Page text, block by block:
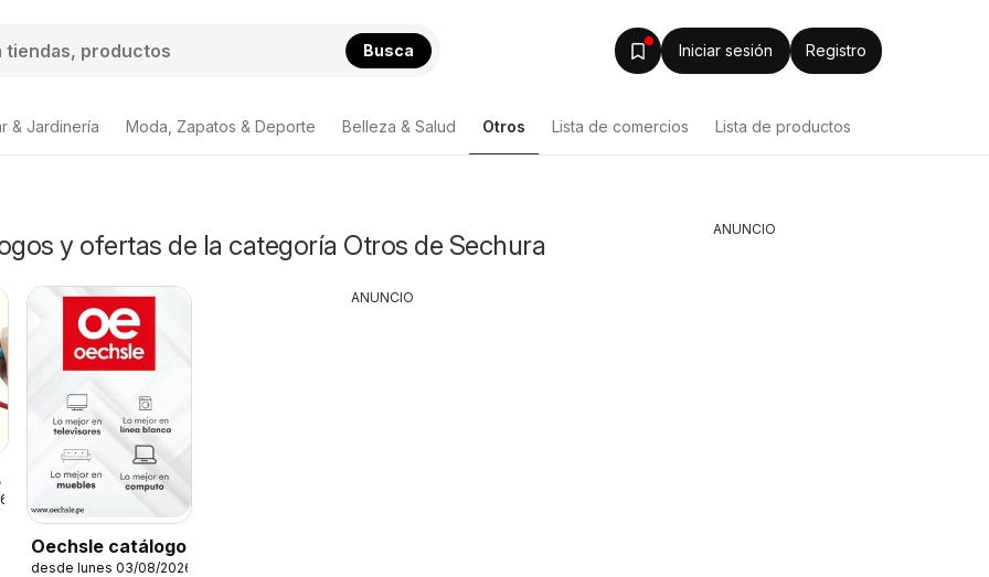
Busca Iniciar sesión Registro
& Jardinería Moda, Zapatos & Deporte Belleza & Salud Otros Lista de comercios Lista de productos
y ofertas de la categoría Otros de Sechura
Oechsle catálogo
desde lunes 03/08/2026
ANUNCIO
ANUNCIO